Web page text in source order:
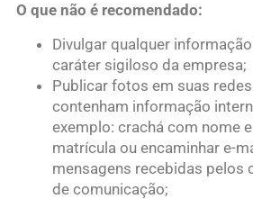
O que não é recomendado:
Divulgar qualquer
caráter sigiloso da empresa;
Publicar fotos em suas
contenham informação
exemplo: crachá com nome
matrícula ou encaminhar e-
mensagens recebidas pelos
de comunicação;